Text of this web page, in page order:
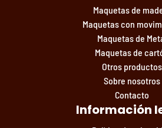
Maquetas de
Maquetas con
Maquetas de
Maquetas de
Otros productos
Sobre nosotros
Contacto
Información